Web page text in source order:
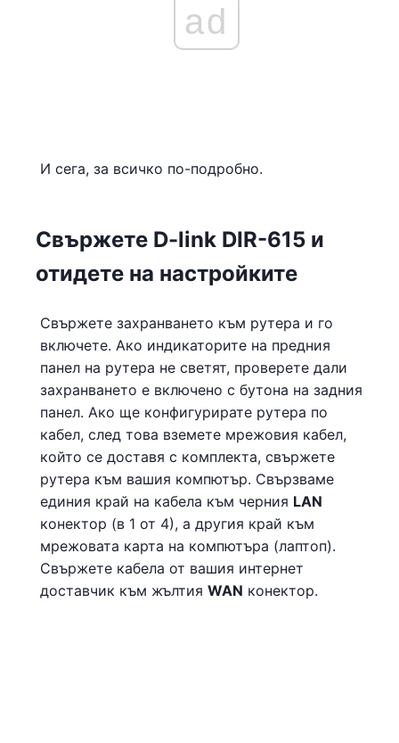
ad
И сега, за всичко по-подробно.
Свържете D-link DIR-615 и
отидете на настройките
Свържете захранването към рутера и го
включете. Ако индикаторите на предния
панел на рутера не светят, проверете дали
захранването е включено с бутона на задния
панел. Ако ще конфигурирате рутера по
кабел, след това вземете мрежовия кабел,
който се доставя с комплекта, свържете
рутера към вашия компютър. Свързваме
единия край на кабела към черния LAN
конектор (в 1 от 4), а другия край към
мрежовата карта на компютъра (лаптоп).
Свържете кабела от вашия интернет
доставчик към жълтия WAN конектор.